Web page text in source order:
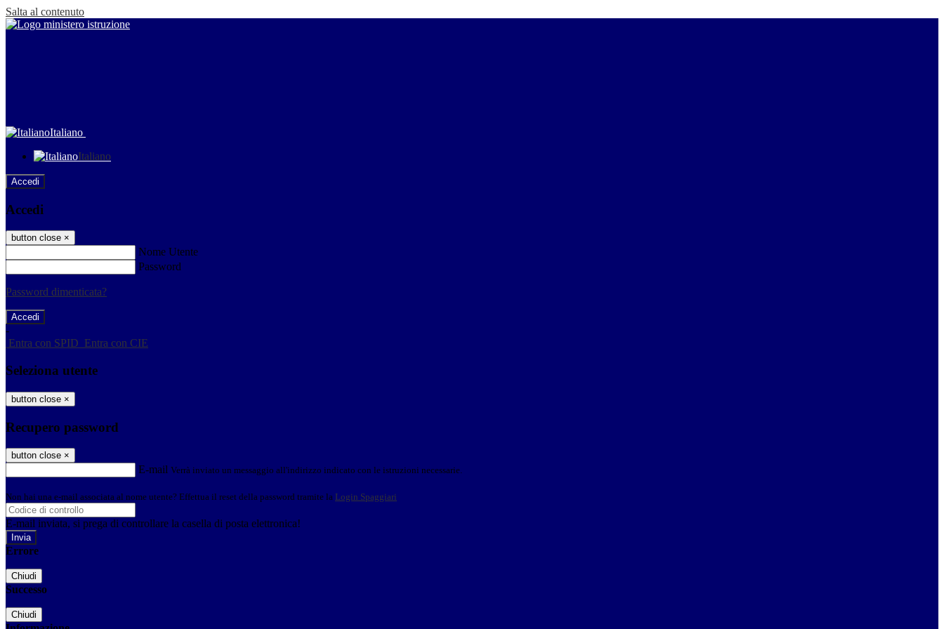
Salta al contenuto
Italiano
Italiano
Accedi
Accedi
button close ×
Nome Utente
Password
Password dimenticata?
-
Entra con SPID Entra con CIE
Seleziona utente
button close ×
Recupero password
button close ×
E-mail Verrà inviato un messaggio all'indirizzo indicato con le istruzioni necessarie.
Non hai una e-mail associata al nome utente? Effettua il reset della password tramite la Login Spaggiari
E-mail inviata, si prega di controllare la casella di posta elettronica!
Errore
Chiudi
Successo
Chiudi